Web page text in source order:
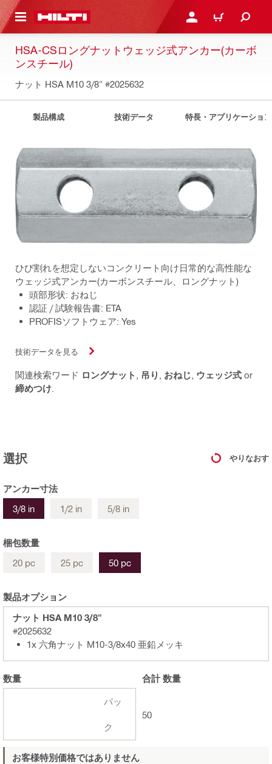
内容を表示 ログイン・新規オンライ
カート
HSA-CSロングナットウェッジ式アンカー(カーボ
ンスチール)
ナット HSA M10 3/8" #2025632
製品構成 技術データ 特長・アプリケーション
ひび割れを想定しないコンクリート向け日常的な高性能な
ウェッジ式アンカー(カーボンスチール、ロングナット)
頭部形状: おねじ
認証 / 試験報告書: ETA
PROFISソフトウェア: Yes
技術データを見る
関連検索ワード ロングナット 吊り おねじ ウェッジ式 or
締めつけ
選択 やりなおす
アンカー寸法
3/8 in
1/2 in 5/8 in
梱包数量
20 pc
25 pc 50 pc
製品オプション
ナット HSA M10 3/8"
#2025632
1x 六角ナット M10-3/8x40 亜鉛メッキ
数量
パッ
ク
合計数量
50
お客様特別価格ではありません